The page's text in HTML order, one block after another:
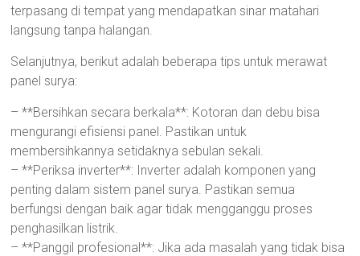
terpasang di tempat yang mendapatkan sinar matahari
langsung tanpa halangan.
Selanjutnya, berikut adalah beberapa tips untuk merawat
panel surya:
– **Bersihkan secara berkala**: Kotoran dan debu bisa
mengurangi efisiensi panel. Pastikan untuk
membersihkannya setidaknya sebulan sekali.
– **Periksa inverter**: Inverter adalah komponen yang
penting dalam sistem panel surya. Pastikan semua
berfungsi dengan baik agar tidak mengganggu proses
penghasilkan listrik.
– **Panggil profesional**: Jika ada masalah yang tidak bisa